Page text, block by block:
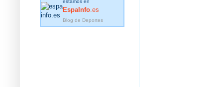
estamos en
EspaInfo .es
Blog de Deportes